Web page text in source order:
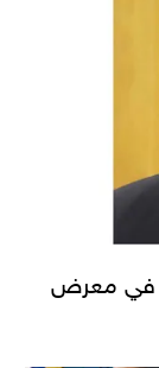
في معرض